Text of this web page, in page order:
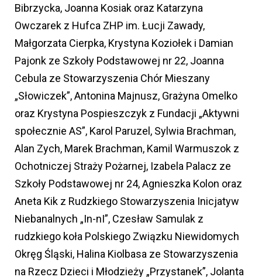
Bibrzycka, Joanna Kosiak oraz Katarzyna
Owczarek z Hufca ZHP im. Łucji Zawady,
Małgorzata Cierpka, Krystyna Koziołek i Damian
Pajonk ze Szkoły Podstawowej nr 22, Joanna
Cebula ze Stowarzyszenia Chór Mieszany
„Słowiczek”, Antonina Majnusz, Grażyna Omelko
oraz Krystyna Pospieszczyk z Fundacji „Aktywni
społecznie AS”, Karol Paruzel, Sylwia Brachman,
Alan Zych, Marek Brachman, Kamil Warmuszok z
Ochotniczej Straży Pożarnej, Izabela Palacz ze
Szkoły Podstawowej nr 24, Agnieszka Kolon oraz
Aneta Kik z Rudzkiego Stowarzyszenia Inicjatyw
Niebanalnych „In-nI”, Czesław Samulak z
rudzkiego koła Polskiego Związku Niewidomych
Okręg Śląski, Halina Kiolbasa ze Stowarzyszenia
na Rzecz Dzieci i Młodzieży „Przystanek”, Jolanta